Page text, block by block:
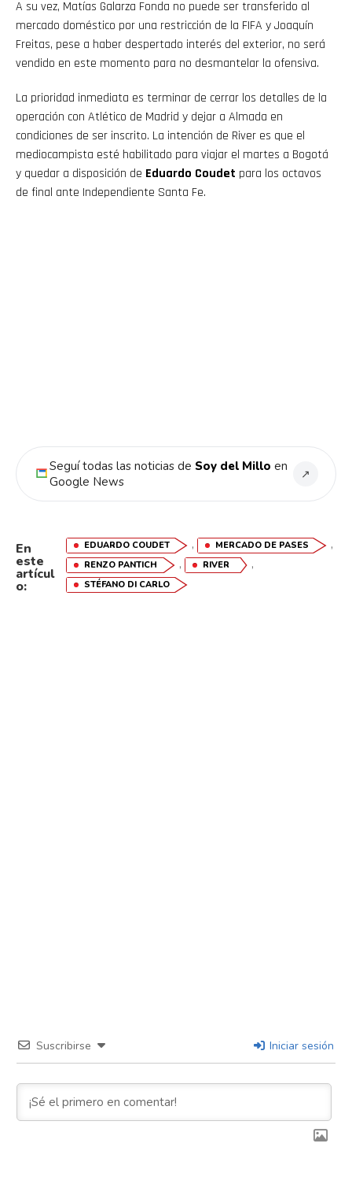
A su vez, Matías Galarza Fonda no puede ser transferido al
mercado doméstico por una restricción de la FIFA y Joaquín
Freitas, pese a haber despertado interés del exterior, no será
vendido en este momento para no desmantelar la ofensiva.
La prioridad inmediata es terminar de cerrar los detalles de la
operación con Atlético de Madrid y dejar a Almada en
condiciones de ser inscrito. La intención de River es que el
mediocampista esté habilitado para viajar el martes a Bogotá
y quedar a disposición de Eduardo Coudet para los octavos
de final ante Independiente Santa Fe.
Seguí todas las noticias de Soy del Millo en
Google News
↗
En
este
artícul
o:
EDUARDO COUDET , MERCADO DE PASES ,
RENZO PANTICH , RIVER ,
STÉFANO DI CARLO
Suscribirse Iniciar sesión